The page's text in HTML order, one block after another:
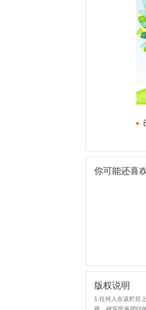
你可能还喜
版权说明
1.任何人在该栏目